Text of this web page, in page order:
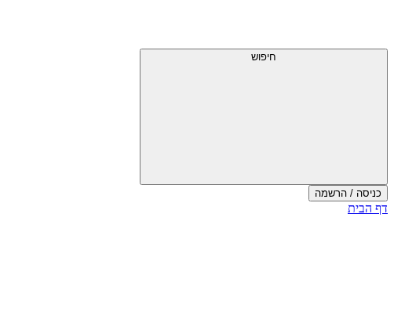
חיפוש
כניסה / הרשמה
דף הבית